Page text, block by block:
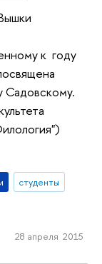
к году
Садовскому.
студенты
28 апреля 2015